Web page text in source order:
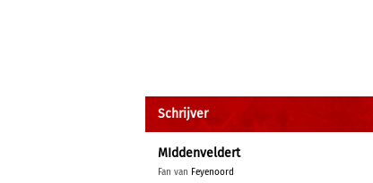
Schrijver
MIddenveldert
Fan van Feyenoord